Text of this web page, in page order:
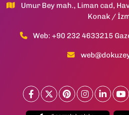
Umur Bey mah., Liman cad,
Konak /
Web: +90 232 4633215